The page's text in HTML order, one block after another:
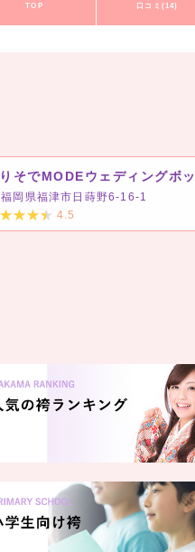
TOP 口コミ(14)
福岡県福津市日蒔野6-16-1
4.5